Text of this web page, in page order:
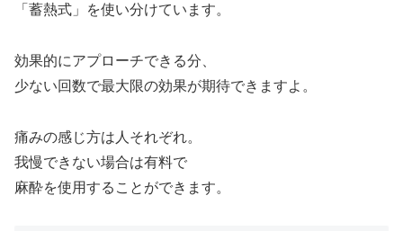
「蓄熱式」を使い分けています。
効果的にアプローチできる分、
少ない回数で最大限の効果が期待できますよ。
痛みの感じ方は人それぞれ。
我慢できない場合は有料で
麻酔を使用することができます。